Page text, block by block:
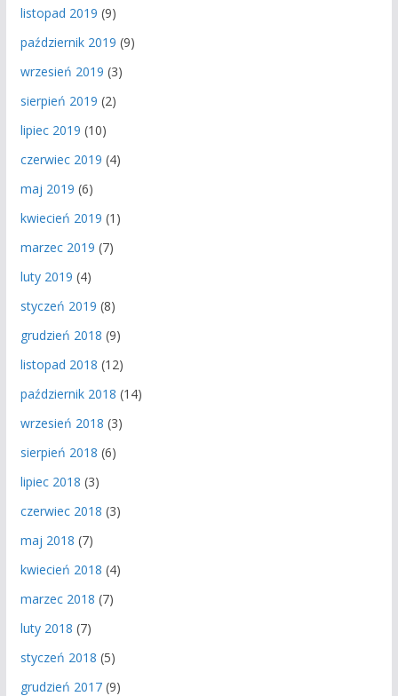
listopad 2019 (9)
październik 2019 (9)
wrzesień 2019 (3)
sierpień 2019 (2)
lipiec 2019 (10)
czerwiec 2019 (4)
maj 2019 (6)
kwiecień 2019 (1)
marzec 2019 (7)
luty 2019 (4)
styczeń 2019 (8)
grudzień 2018 (9)
listopad 2018 (12)
październik 2018 (14)
wrzesień 2018 (3)
sierpień 2018 (6)
lipiec 2018 (3)
czerwiec 2018 (3)
maj 2018 (7)
kwiecień 2018 (4)
marzec 2018 (7)
luty 2018 (7)
styczeń 2018 (5)
grudzień 2017(9)